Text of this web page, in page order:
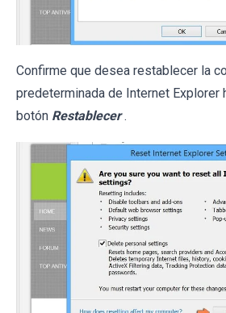
Confirme que desea restablecer la
predeterminada de Internet Explorer
botón Restablecer .